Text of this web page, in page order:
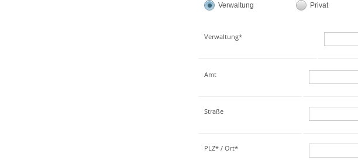
Verwaltung Privat
Verwaltung*
Amt
Straße
PLZ* / Ort*